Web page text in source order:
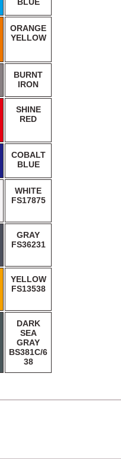
BLUE
ORANGE
YELLOW
BURNT
IRON
SHINE
RED
COBALT
BLUE
WHITE
FS17875
GRAY
FS36231
YELLOW
FS13538
DARK
SEA
GRAY
BS381C/6
38